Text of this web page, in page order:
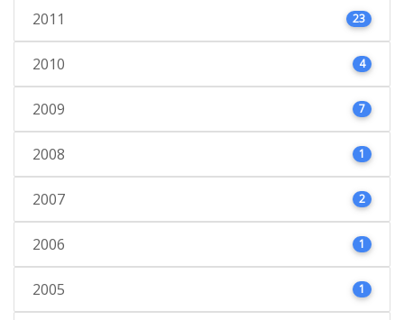
2011 23
2010 4
2009 7
2008 1
2007 2
2006 1
2005 1